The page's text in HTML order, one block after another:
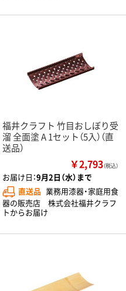
福井クラフト 竹目おしぼり受
溜 全面塗 A 1セット（5入）（直
送品）
￥2,793（税込）
お届け日：9月2日（水）まで
直送品 業務用漆器・家庭用食
器の販売店 株式会社福井クラフ
トからお届け